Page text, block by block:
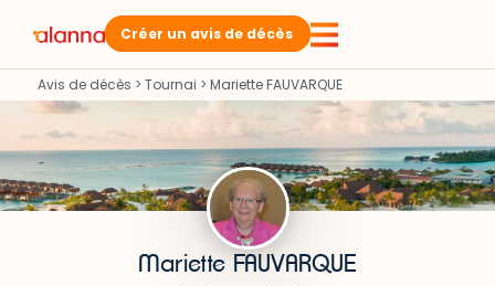
Créer un avis de décès
Avis de décès > Tournai > Mariette FAUVARQUE
Mariette FAUVARQUE